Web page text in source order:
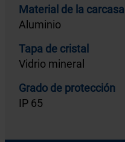
Material de la carcasa
Aluminio
Tapa de cristal
Vidrio mineral
Grado de protección
IP 65